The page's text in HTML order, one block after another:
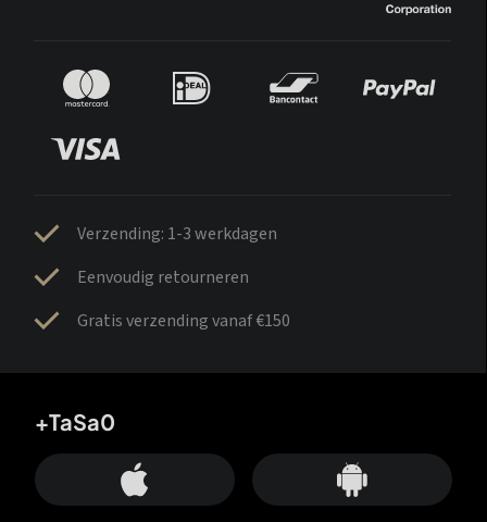
Verzending: 1-3 werkdagen
Eenvoudig retourneren
Gratis verzending vanaf €150
+TaSa0